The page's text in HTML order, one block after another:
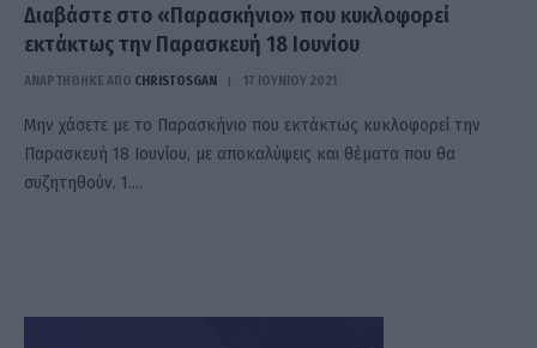
Διαβάστε στο «Παρασκήνιο» που κυκλοφορεί
εκτάκτως την Παρασκευή 18 Ιουνίου
ΑΝΑΡΤΗΘΗΚΕ ΑΠΟ CHRISTOSGAN 17 ΙΟΥΝΊΟΥ 2021
Μην χάσετε με το Παρασκήνιο που εκτάκτως κυκλοφορεί την
Παρασκευή 18 Ιουνίου, με αποκαλύψεις και θέματα που θα
συζητηθούν. 1.…